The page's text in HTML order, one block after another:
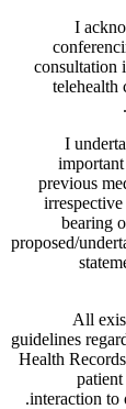
I
consultation
telehealth
I
previous
bearing
proposed/
All
guidelines
Health
interaction to